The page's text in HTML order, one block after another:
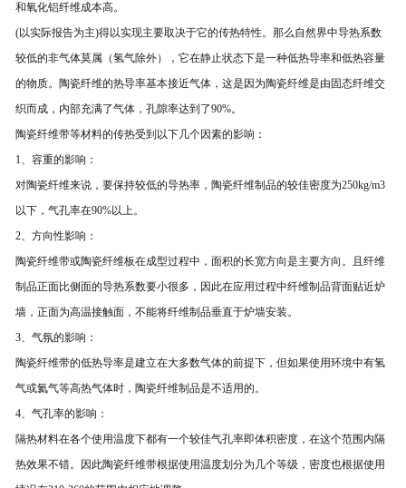
和氧化铝纤维成本高。
(以实际报告为主)得以实现主要取决于它的传热特性。那么自然界中导热系数
较低的非气体莫属（氢气除外），它在静止状态下是一种低热导率和低热容量
的物质。陶瓷纤维的热导率基本接近气体，这是因为陶瓷纤维是由固态纤维交
织而成，内部充满了气体，孔隙率达到了90%。
陶瓷纤维带等材料的传热受到以下几个因素的影响：
1、容重的影响：
对陶瓷纤维来说，要保持较低的导热率，陶瓷纤维制品的较佳密度为250kg/m3
以下，气孔率在90%以上。
2、方向性影响：
陶瓷纤维带或陶瓷纤维板在成型过程中，面积的长宽方向是主要方向。且纤维
制品正面比侧面的导热系数要小很多，因此在应用过程中纤维制品背面贴近炉
墙，正面为高温接触面，不能将纤维制品垂直于炉墙安装。
3、气氛的影响：
陶瓷纤维带的低热导率是建立在大多数气体的前提下，但如果使用环境中有氢
气或氦气等高热气体时，陶瓷纤维制品是不适用的。
4、气孔率的影响：
隔热材料在各个使用温度下都有一个较佳气孔率即体积密度，在这个范围内隔
热效果不错。因此陶瓷纤维带根据使用温度划分为几个等级，密度也根据使用